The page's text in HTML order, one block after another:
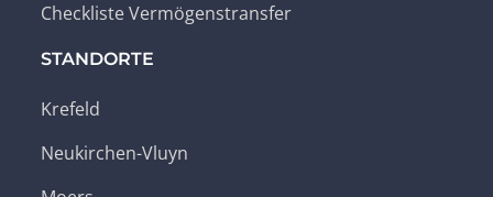
Checkliste Vermögenstransfer
STANDORTE
Krefeld
Neukirchen-Vluyn